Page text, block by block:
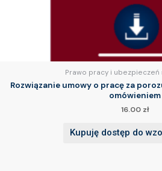
Prawo pracy i ubezpieczeń
Rozwiązanie umowy o pracę za
omówieniem
16.00 zł
Kupuję dostęp do